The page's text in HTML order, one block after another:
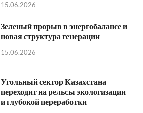
15.06.2026
Зеленый прорыв в энергобалансе и
новая структура генерации
15.06.2026
Угольный сектор Казахстана
переходит на рельсы экологизации
и глубокой переработки